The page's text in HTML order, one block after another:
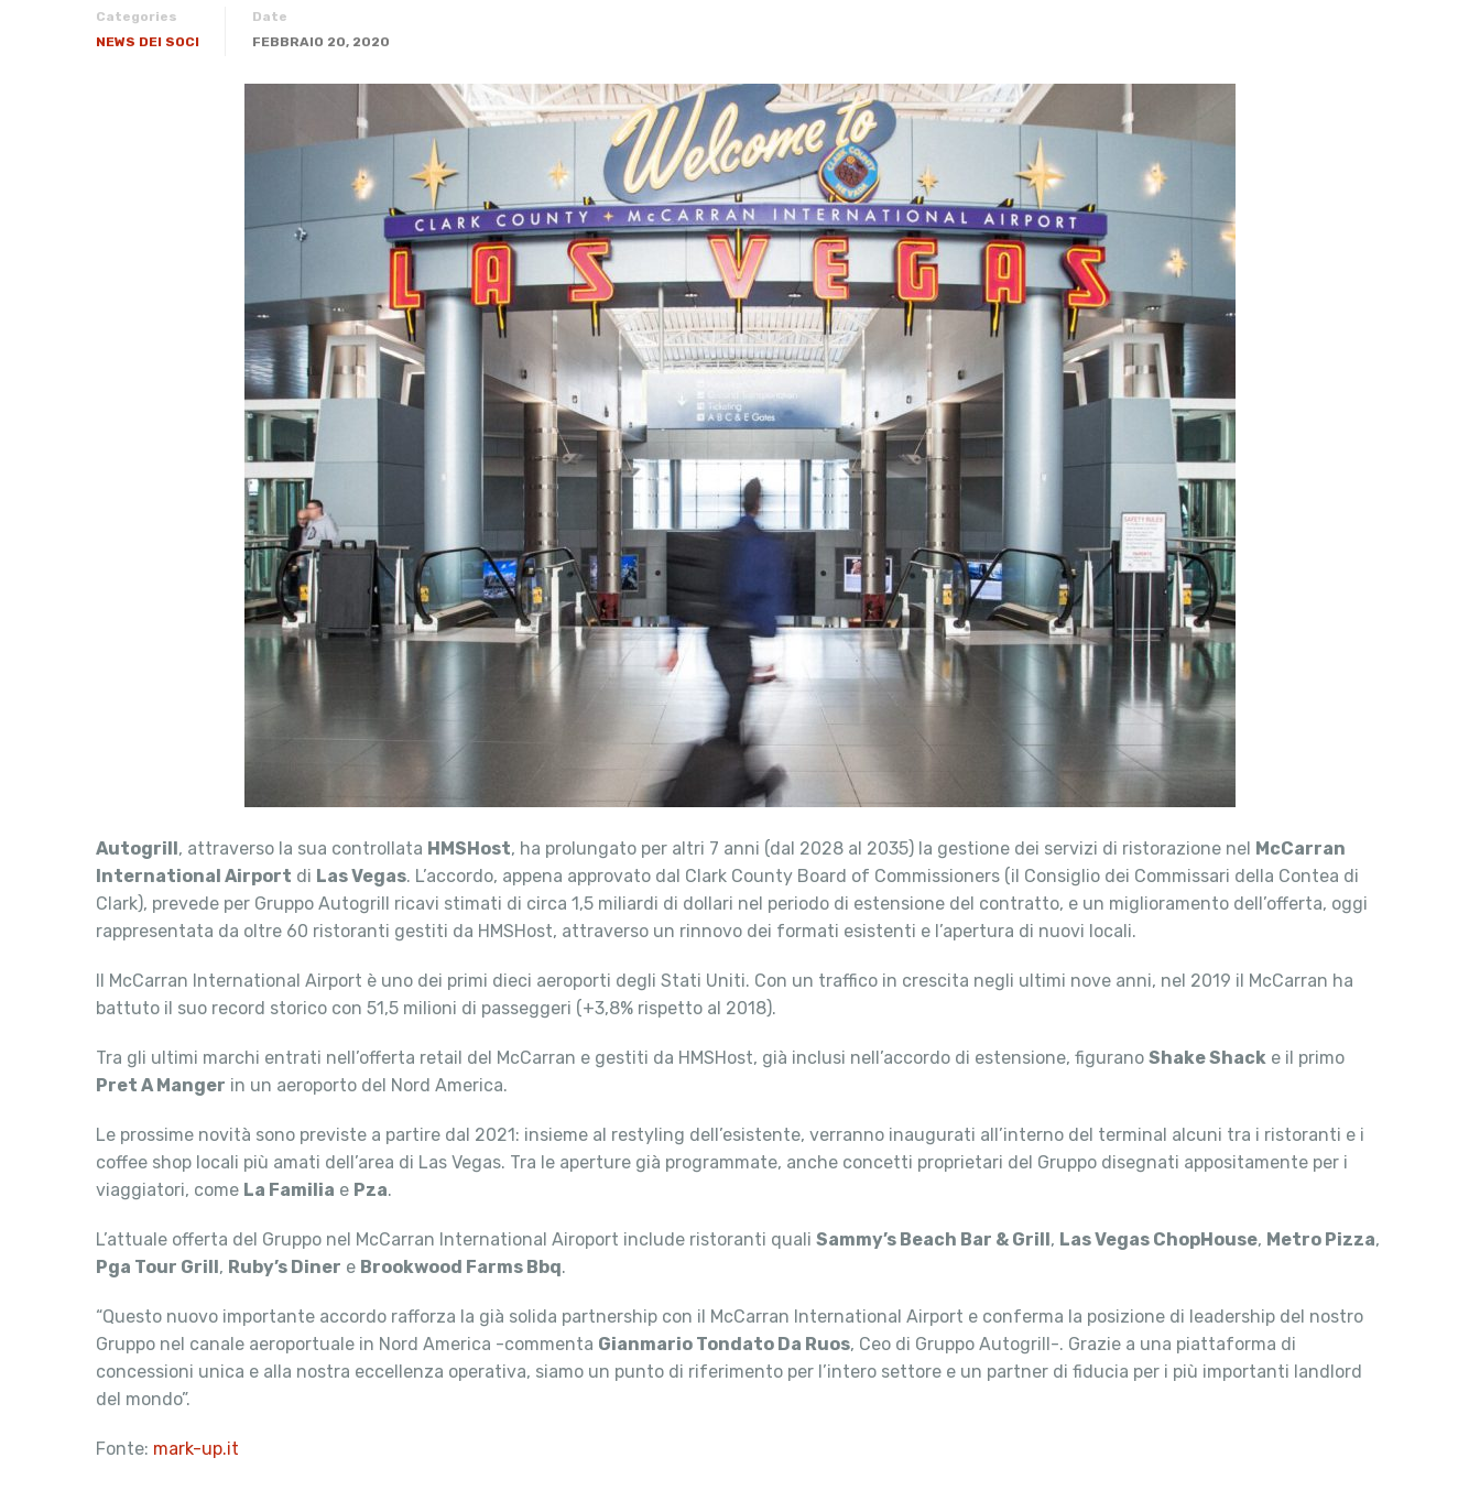
Categories
NEWS DEI SOCI
Date
FEBBRAIO 20, 2020
Autogrill, attraverso la sua controllata HMSHost, ha prolungato per altri 7 anni (dal 2028 al 2035) la gestione dei servizi di ristorazione nel McCarran
International Airport di Las Vegas. L’accordo, appena approvato dal Clark County Board of Commissioners (il Consiglio dei Commissari della Contea di
Clark), prevede per Gruppo Autogrill ricavi stimati di circa 1,5 miliardi di dollari nel periodo di estensione del contratto, e un miglioramento dell’offerta, oggi
rappresentata da oltre 60 ristoranti gestiti da HMSHost, attraverso un rinnovo dei formati esistenti e l’apertura di nuovi locali.
Il McCarran International Airport è uno dei primi dieci aeroporti degli Stati Uniti. Con un traffico in crescita negli ultimi nove anni, nel 2019 il McCarran ha
battuto il suo record storico con 51,5 milioni di passeggeri (+3,8% rispetto al 2018).
Tra gli ultimi marchi entrati nell’offerta retail del McCarran e gestiti da HMSHost, già inclusi nell’accordo di estensione, figurano Shake Shack e il primo
Pret A Manger in un aeroporto del Nord America.
Le prossime novità sono previste a partire dal 2021: insieme al restyling dell’esistente, verranno inaugurati all’interno del terminal alcuni tra i ristoranti e i
coffee shop locali più amati dell’area di Las Vegas. Tra le aperture già programmate, anche concetti proprietari del Gruppo disegnati appositamente per i
viaggiatori, come La Familia e Pza.
L’attuale offerta del Gruppo nel McCarran International Airoport include ristoranti quali Sammy’s Beach Bar & Grill, Las Vegas ChopHouse, Metro Pizza,
Pga Tour Grill, Ruby’s Diner e Brookwood Farms Bbq.
“Questo nuovo importante accordo rafforza la già solida partnership con il McCarran International Airport e conferma la posizione di leadership del nostro
Gruppo nel canale aeroportuale in Nord America -commenta Gianmario Tondato Da Ruos, Ceo di Gruppo Autogrill-. Grazie a una piattaforma di
concessioni unica e alla nostra eccellenza operativa, siamo un punto di riferimento per l’intero settore e un partner di fiducia per i più importanti landlord
del mondo”.
Fonte: mark-up.it